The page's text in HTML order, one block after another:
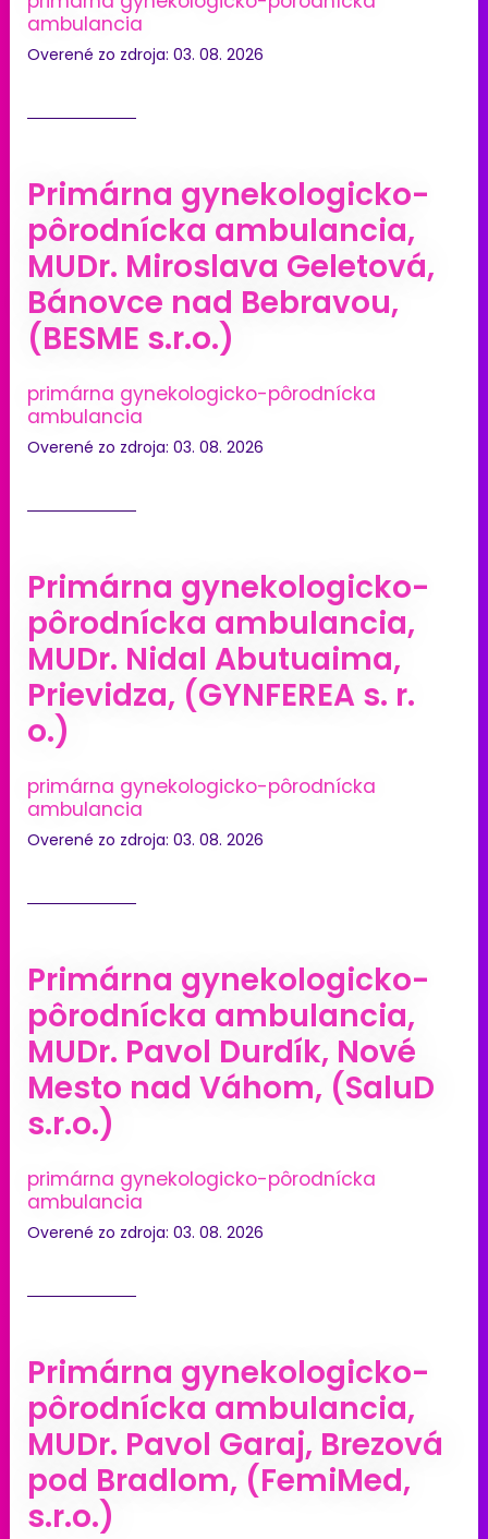
ambulancia
Overené zo zdroja: 03. 08. 2026
Primárna gynekologicko-
pôrodnícka ambulancia,
MUDr. Miroslava Geletová,
Bánovce nad Bebravou,
(BESME s.r.o.)
primárna gynekologicko-pôrodnícka
ambulancia
Overené zo zdroja: 03. 08. 2026
Primárna gynekologicko-
pôrodnícka ambulancia,
MUDr. Nidal Abutuaima,
Prievidza, (GYNFEREA s. r.
o.)
primárna gynekologicko-pôrodnícka
ambulancia
Overené zo zdroja: 03. 08. 2026
Primárna gynekologicko-
pôrodnícka ambulancia,
MUDr. Pavol Durdík, Nové
Mesto nad Váhom, (SaluD
s.r.o.)
primárna gynekologicko-pôrodnícka
ambulancia
Overené zo zdroja: 03. 08. 2026
Primárna gynekologicko-
pôrodnícka ambulancia,
MUDr. Pavol Garaj, Brezová
pod Bradlom, (FemiMed,
s.r.o.)